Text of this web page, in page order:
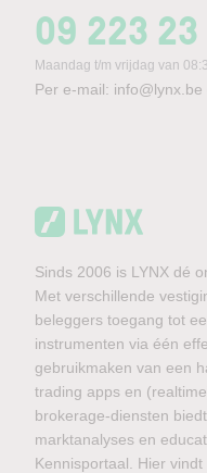
09 223
Maandag t/m vrijdag van
Per e-mail: info@lynx.be
Sinds 2006 is LYNX dé
Met verschillende
beleggers toegang tot
instrumenten via één
gebruikmaken van een
trading apps en
brokerage-diensten
marktanalyses en
Kennisportaal. Hier